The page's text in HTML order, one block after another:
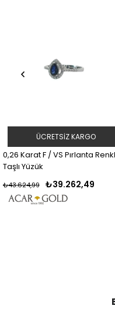
0,26 Karat F / VS Pırlanta
Taşlı Yüzük
₺39.262,49
₺43.624,99
ÜCRETSIZ KARGO